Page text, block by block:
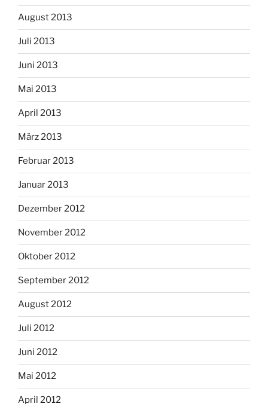
August 2013
Juli 2013
Juni 2013
Mai 2013
April 2013
März 2013
Februar 2013
Januar 2013
Dezember 2012
November 2012
Oktober 2012
September 2012
August 2012
Juli 2012
Juni 2012
Mai 2012
April 2012